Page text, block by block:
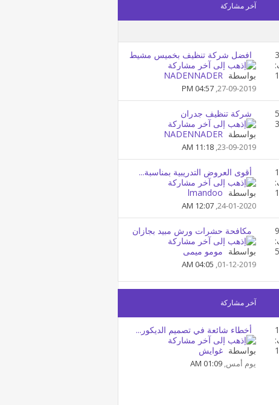
آخر مشاركة
افضل شركة تنظيف بخميس مشيط
بواسطة NADENNADER
27-09-2019,
04:57 PM
شركة تنظيف جدران
بواسطة NADENNADER
23-09-2019,
11:18 AM
أقوى العروض التدريبية بمناسبة...
بواسطة lmandoo
24-01-2020,
12:07 AM
مكافحة حشرات ورش مبيد بجازان
بواسطة مومو ميمى
01-12-2019,
04:05 AM
آخر مشاركة
أخطاء شائعة في تصميم الديكور...
بواسطة غوايش
يوم أمس, 01:09 AM